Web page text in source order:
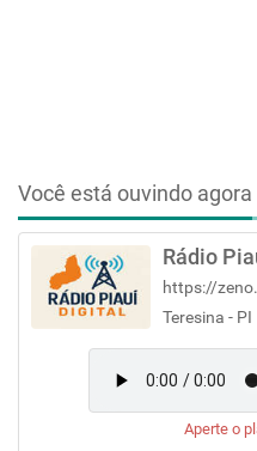
Você está ouvindo agora
Rádio
https://
Teresina - PI
Aperte o